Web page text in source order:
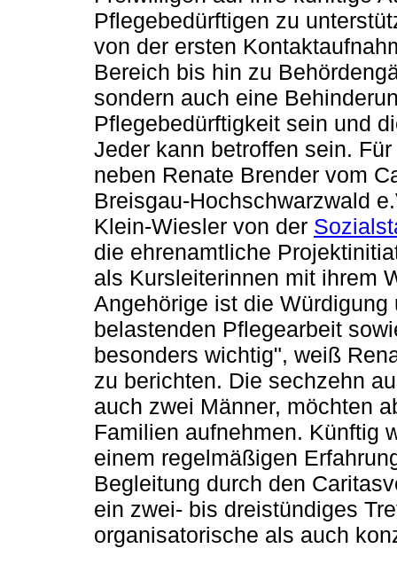
Pflegebedürftigen zu
von der ersten
Bereich bis hin zu
sondern auch eine
Pflegebedürftigkeit sein und
Jeder kann betroffen sein.
neben Renate Brender vom
Breisgau-Hochschwarzwald
Klein-Wiesler von der
die ehrenamtliche
als Kursleiterinnen mit ihrem
Angehörige ist die
belastenden Pflegearbeit
besonders wichtig", weiß
zu berichten. Die sechzehn
auch zwei Männer, möchten
Familien aufnehmen. Künftig
einem regelmäßigen
Begleitung durch den
ein zwei- bis dreistündiges
organisatorische als auch